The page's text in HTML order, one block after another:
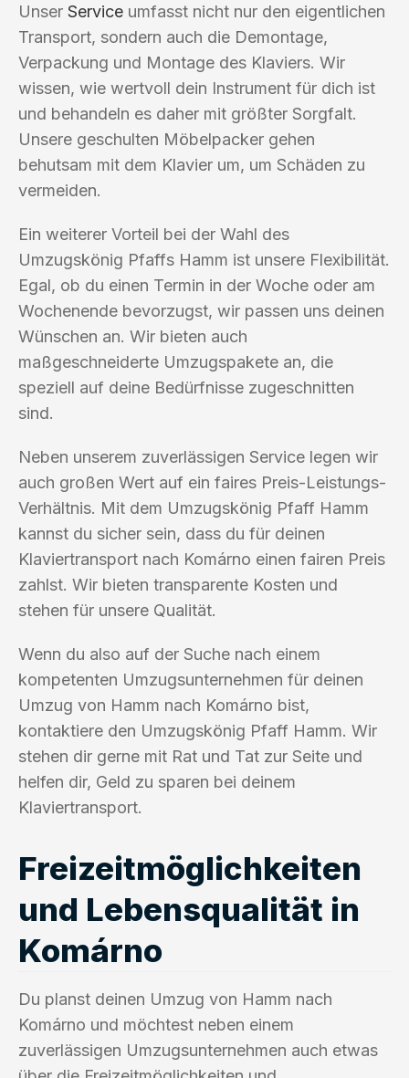
Unser Service umfasst nicht nur den eigentlichen
Transport, sondern auch die Demontage,
Verpackung und Montage des Klaviers. Wir
wissen, wie wertvoll dein Instrument für dich ist
und behandeln es daher mit größter Sorgfalt.
Unsere geschulten Möbelpacker gehen
behutsam mit dem Klavier um, um Schäden zu
vermeiden.
Ein weiterer Vorteil bei der Wahl des
Umzugskönig Pfaffs Hamm ist unsere Flexibilität.
Egal, ob du einen Termin in der Woche oder am
Wochenende bevorzugst, wir passen uns deinen
Wünschen an. Wir bieten auch
maßgeschneiderte Umzugspakete an, die
speziell auf deine Bedürfnisse zugeschnitten
sind.
Neben unserem zuverlässigen Service legen wir
auch großen Wert auf ein faires Preis-Leistungs-
Verhältnis. Mit dem Umzugskönig Pfaff Hamm
kannst du sicher sein, dass du für deinen
Klaviertransport nach Komárno einen fairen Preis
zahlst. Wir bieten transparente Kosten und
stehen für unsere Qualität.
Wenn du also auf der Suche nach einem
kompetenten Umzugsunternehmen für deinen
Umzug von Hamm nach Komárno bist,
kontaktiere den Umzugskönig Pfaff Hamm. Wir
stehen dir gerne mit Rat und Tat zur Seite und
helfen dir, Geld zu sparen bei deinem
Klaviertransport.
Freizeitmöglichkeiten
und Lebensqualität in
Komárno
Du planst deinen Umzug von Hamm nach
Komárno und möchtest neben einem
zuverlässigen Umzugsunternehmen auch etwas